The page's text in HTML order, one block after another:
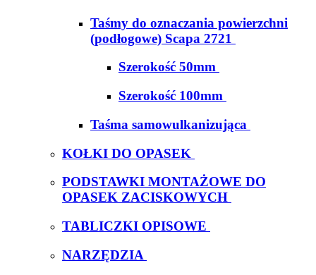
Taśmy do oznaczania powierzchni
(podłogowe) Scapa 2721
Szerokość 50mm
Szerokość 100mm
Taśma samowulkanizująca
KOŁKI DO OPASEK
PODSTAWKI MONTAŻOWE DO
OPASEK ZACISKOWYCH
TABLICZKI OPISOWE
NARZĘDZIA